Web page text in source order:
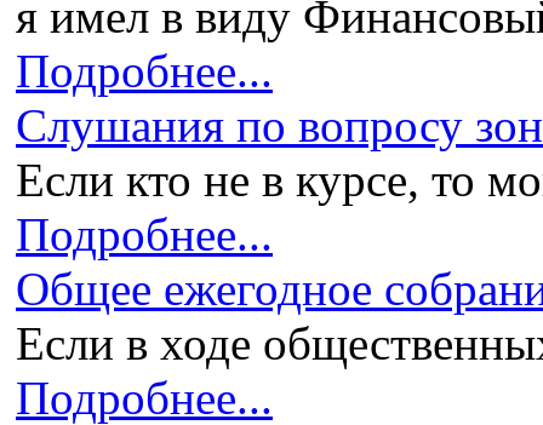
я имел в виду
Подробнее...
Слушания по вопросу
Если кто не в курсе, то
Подробнее...
Общее ежегодное
Если в ходе
Подробнее...